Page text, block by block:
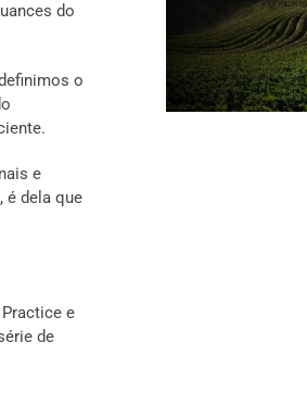
do
o
e
é dela que
e
de